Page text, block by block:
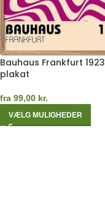
Bauhaus Frankfurt 1923
plakat
fra 99,00 kr.
VÆLG MULIGHEDER